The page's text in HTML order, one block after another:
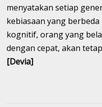
menyatakan setiap
kebiasaan yang
kognitif, orang yang
dengan cepat, akan
[Devia]